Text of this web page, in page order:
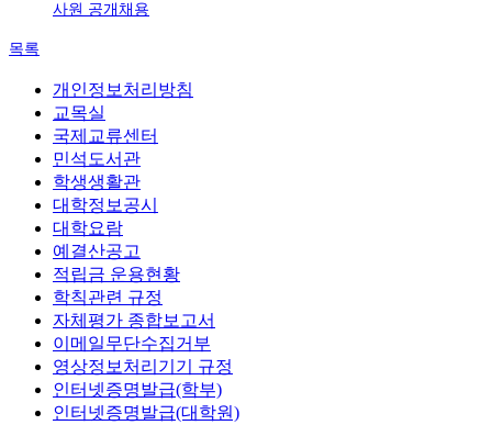
사원 공개채용
목록
개인정보처리방침
교목실
국제교류센터
민석도서관
학생생활관
대학정보공시
대학요람
예결산공고
적립금 운용현황
학칙관련 규정
자체평가 종합보고서
이메일무단수집거부
영상정보처리기기 규정
인터넷증명발급(학부)
인터넷증명발급(대학원)